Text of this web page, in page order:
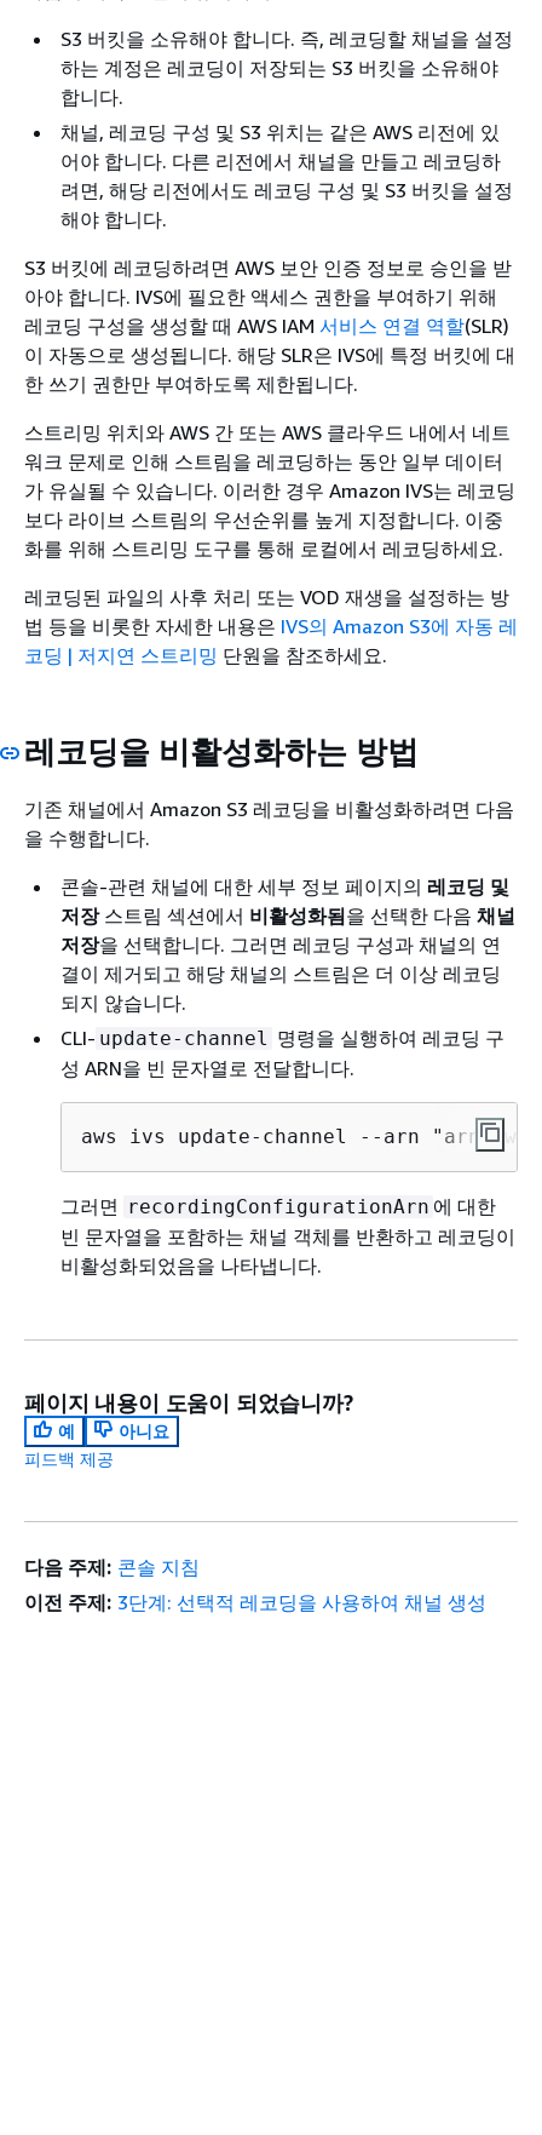
S3 버킷을 소유해야 합니다. 즉, 레코딩할 채널을 설정
하는 계정은 레코딩이 저장되는 S3 버킷을 소유해야
합니다.
채널, 레코딩 구성 및 S3 위치는 같은 AWS 리전에 있
어야 합니다. 다른 리전에서 채널을 만들고 레코딩하
려면, 해당 리전에서도 레코딩 구성 및 S3 버킷을 설정
해야 합니다.
S3 버킷에 레코딩하려면 AWS 보안 인증 정보로 승인을 받
아야 합니다. IVS에 필요한 액세스 권한을 부여하기 위해
레코딩 구성을 생성할 때 AWS IAM 서비스 연결 역할(SLR)
이 자동으로 생성됩니다. 해당 SLR은 IVS에 특정 버킷에 대
한 쓰기 권한만 부여하도록 제한됩니다.
스트리밍 위치와 AWS 간 또는 AWS 클라우드 내에서 네트
워크 문제로 인해 스트림을 레코딩하는 동안 일부 데이터
가 유실될 수 있습니다. 이러한 경우 Amazon IVS는 레코딩
보다 라이브 스트림의 우선순위를 높게 지정합니다. 이중
화를 위해 스트리밍 도구를 통해 로컬에서 레코딩하세요.
레코딩된 파일의 사후 처리 또는 VOD 재생을 설정하는 방
법 등을 비롯한 자세한 내용은 IVS의 Amazon S3에 자동 레
코딩 | 저지연 스트리밍 단원을 참조하세요.
레코딩을 비활성화하는 방법
기존 채널에서 Amazon S3 레코딩을 비활성화하려면 다음
을 수행합니다.
콘솔-관련 채널에 대한 세부 정보 페이지의 레코딩 및
저장스트림 섹션에서 비활성화됨을 선택한 다음 채널
저장을 선택합니다. 그러면 레코딩 구성과 채널의 연
결이 제거되고 해당 채널의 스트림은 더 이상 레코딩
되지 않습니다.
CLI- update-channel
명령을 실행하여 레코딩 구
성 ARN을 빈 문자열로 전달합니다.
aws ivs update-channel --arn
그러면 recordingConfigurationArn 에 대한
빈 문자열을 포함하는 채널 객체를 반환하고 레코딩이
비활성화되었음을 나타냅니다.
페이지 내용이 도움이 되었습니까?
예
아니요
피드백 제공
다음 주제: 콘솔 지침
이전 주제: 3단계: 선택적 레코딩을 사용하여 채널 생성